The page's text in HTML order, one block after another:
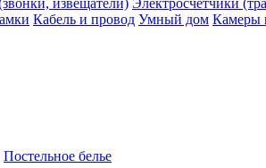
Кабель и провод Умный дом Камеры
Постельное белье